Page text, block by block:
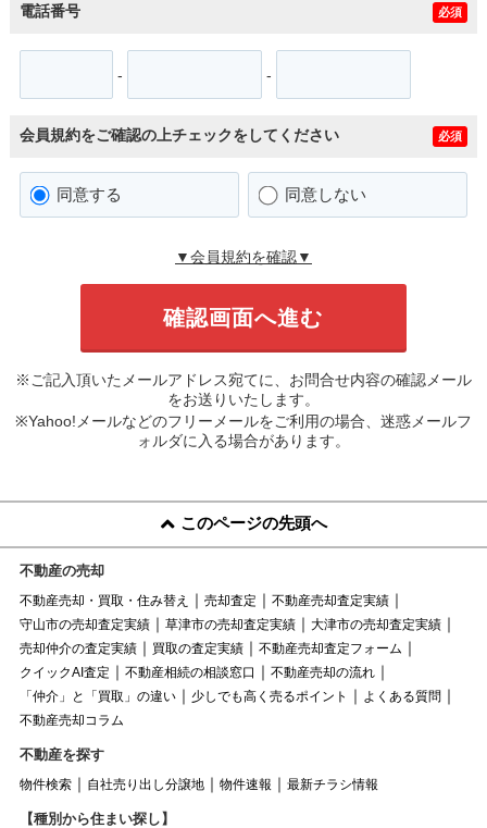
電話番号 必須
- -
会員規約をご確認の上チェックをしてください 必須
同意する 同意しない
▼会員規約を確認▼
※ご記入頂いたメールアドレス宛てに、お問合せ内容の確認メール
をお送りいたします。
※Yahoo!メールなどのフリーメールをご利用の場合、迷惑メールフ
ォルダに入る場合があります。
このページの先頭へ
不動産の売却
不動産売却・買取・住み替え 売却査定
不動産売却査定実績
守山市の売却査定実績
草津市の売却査定実績
大津市の売却査定実績
売却仲介の査定実績
買取の査定実績
不動産売却査定フォーム
クイックAI査定
不動産相続の相談窓口
不動産売却の流れ
「仲介」と「買取」の違い
少しでも高く売るポイント
よくある質問
不動産売却コラム
不動産を探す
物件検索 自社売り出し分譲地 物件速報 最新チラシ情報
【種別から住まい探し】